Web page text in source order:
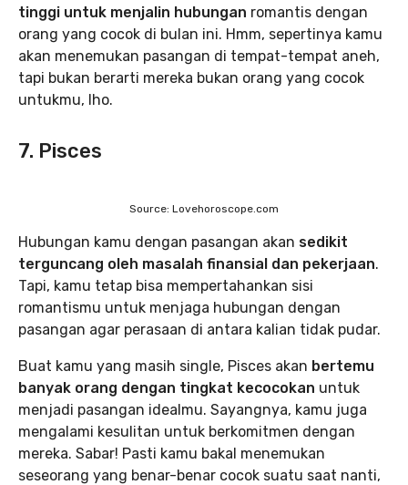
tinggi untuk menjalin hubungan romantis dengan
orang yang cocok di bulan ini. Hmm, sepertinya kamu
akan menemukan pasangan di tempat-tempat aneh,
tapi bukan berarti mereka bukan orang yang cocok
untukmu, lho.
7. Pisces
Source: Lovehoroscope.com
Hubungan kamu dengan pasangan akan sedikit
terguncang oleh masalah finansial dan pekerjaan.
Tapi, kamu tetap bisa mempertahankan sisi
romantismu untuk menjaga hubungan dengan
pasangan agar perasaan di antara kalian tidak pudar.
Buat kamu yang masih single, Pisces akan bertemu
banyak orang dengan tingkat kecocokan untuk
menjadi pasangan idealmu. Sayangnya, kamu juga
mengalami kesulitan untuk berkomitmen dengan
mereka. Sabar! Pasti kamu bakal menemukan
seseorang yang benar-benar cocok suatu saat nanti,